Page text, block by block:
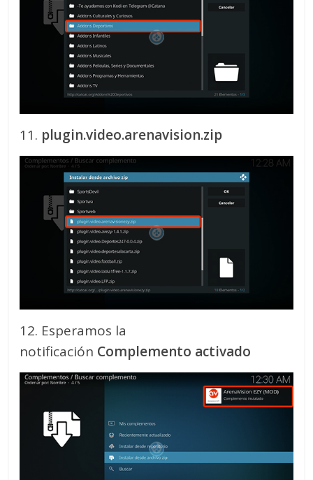
11. plugin.video.arenavision.zip
12. Esperamos la
notificación Complemento activado